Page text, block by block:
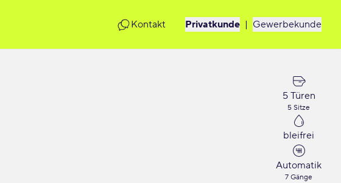
Kontakt Privatkunde | Gewerbekunde
5 Türen
5 Sitze
bleifrei
Automatik
7 Gänge